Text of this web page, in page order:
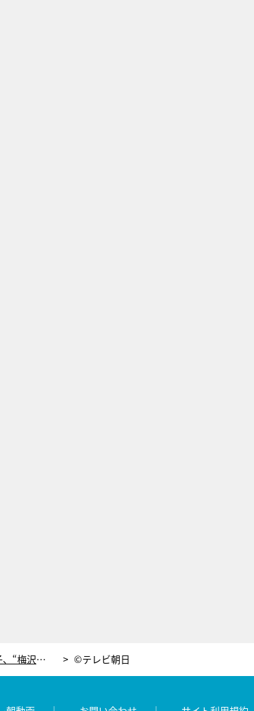
研ナオコ「骨折事件」の真相！徹子、“梅沢富美男が怪しい”と厳しい取調べ ©テレビ朝日